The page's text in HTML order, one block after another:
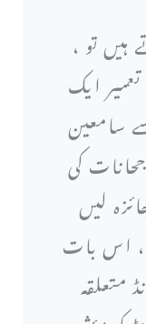
تو ،
ایک
سامعین
کی
لیں
اس بات
متعلقہ